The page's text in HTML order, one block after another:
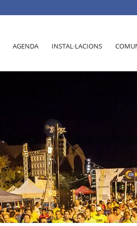
AGENDA INSTAL·LACIONS